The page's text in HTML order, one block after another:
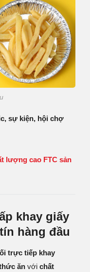
sự kiện, hội chợ
lượng cao FTC sản
khay giấy
hàng đầu
trực tiếp khay
ăn với chất